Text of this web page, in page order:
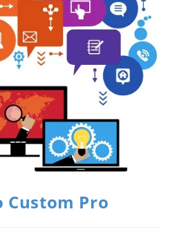
Custom Pro